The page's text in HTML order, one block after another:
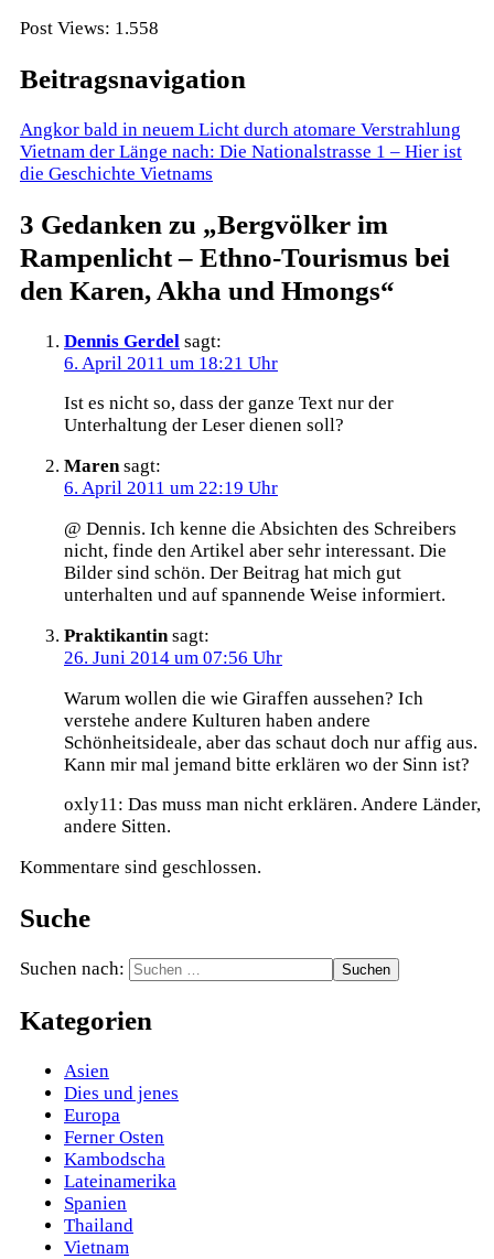
Post Views: 1.558
Beitragsnavigation
Angkor bald in neuem Licht durch atomare Verstrahlung
Vietnam der Länge nach: Die Nationalstrasse 1 – Hier ist
die Geschichte Vietnams
3 Gedanken zu „Bergvölker im
Rampenlicht – Ethno-Tourismus bei
den Karen, Akha und Hmongs“
Dennis Gerdel sagt:
6. April 2011 um 18:21 Uhr
Ist es nicht so, dass der ganze Text nur der
Unterhaltung der Leser dienen soll?
Maren sagt:
6. April 2011 um 22:19 Uhr
@ Dennis. Ich kenne die Absichten des Schreibers
nicht, finde den Artikel aber sehr interessant. Die
Bilder sind schön. Der Beitrag hat mich gut
unterhalten und auf spannende Weise informiert.
Praktikantin sagt:
26. Juni 2014 um 07:56 Uhr
Warum wollen die wie Giraffen aussehen? Ich
verstehe andere Kulturen haben andere
Schönheitsideale, aber das schaut doch nur affig aus.
Kann mir mal jemand bitte erklären wo der Sinn ist?
oxly11: Das muss man nicht erklären. Andere Länder,
andere Sitten.
Kommentare sind geschlossen.
Suche
Suchen nach:
Kategorien
Asien
Dies und jenes
Europa
Ferner Osten
Kambodscha
Lateinamerika
Spanien
Thailand
Vietnam